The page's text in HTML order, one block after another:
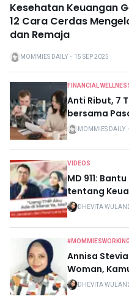
Kesehatan Keuangan
12 Cara Cerdas
dan Remaja
MOMMIES DAILY ・ 15 SEP 2025
FINANCIAL
Anti Ribut, 7
bersama
MOMMIES DAILY ・
VIDEOS
MD 911:
tentang
DHEVITA
Annisa
Woman,
DHEVITA